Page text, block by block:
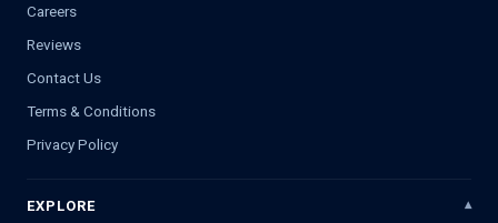
Careers
Reviews
Contact Us
Terms & Conditions
Privacy Policy
EXPLORE